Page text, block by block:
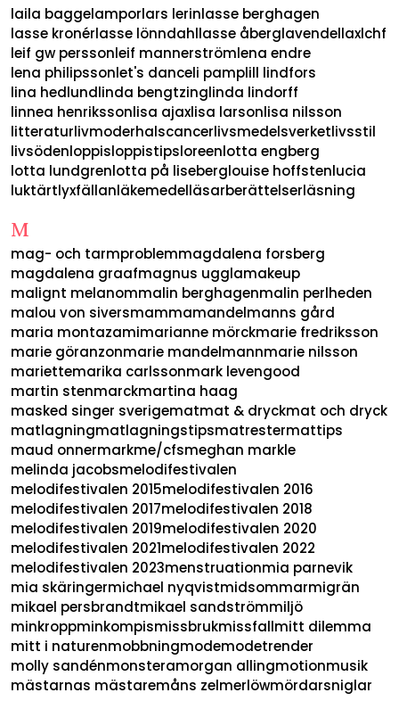
laila baggelamporlars lerinlasse berghagen
lasse kronérlasse lönndahllasse åberglavendellaxlchf
leif gw perssonleif mannerströmlena endre
lena philipssonlet's danceli pamplill lindfors
lina hedlundlinda bengtzinglinda lindorff
linnea henrikssonlisa ajaxlisa larsonlisa nilsson
litteraturlivmoderhalscancerlivsmedelsverketlivsstil
livsödenloppisloppistipsloreenlotta engberg
lotta lundgrenlotta på liseberglouise hoffstenlucia
luktärtlyxfällanläkemedelläsarberättelserläsning
M
mag- och tarmproblemmagdalena forsberg
magdalena graafmagnus ugglamakeup
malignt melanommalin berghagenmalin perlheden
malou von siversmammamandelmanns gård
maria montazamimarianne mörckmarie fredriksson
marie göranzonmarie mandelmannmarie nilsson
mariettemarika carlssonmark levengood
martin stenmarckmartina haag
masked singer sverigematmat & dryckmat och dryck
matlagningmatlagningstipsmatrestermattips
maud onnermarkme/cfsmeghan markle
melinda jacobsmelodifestivalen
melodifestivalen 2015melodifestivalen 2016
melodifestivalen 2017melodifestivalen 2018
melodifestivalen 2019melodifestivalen 2020
melodifestivalen 2021melodifestivalen 2022
melodifestivalen 2023menstruationmia parnevik
mia skäringermichael nyqvistmidsommarmigrän
mikael persbrandtmikael sandströmmiljö
minkroppminkompismissbrukmissfallmitt dilemma
mitt i naturenmobbningmodemodetrender
molly sandénmonsteramorgan allingmotionmusik
mästarnas mästaremåns zelmerlöwmördarsniglar